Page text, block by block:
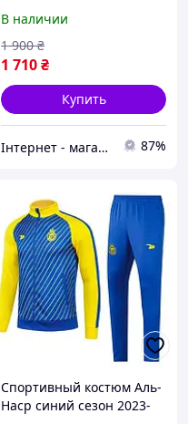
размер S
В наличии
1 710₴
1 900 ₴
Купить
Інтернет - магазин спортивних товарів FootPro 87%
Спортивный костюм Аль-
Наср синий сезон 2023-